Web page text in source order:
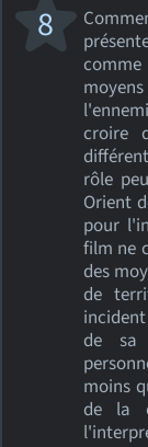
croire
rôle
Orient
pour
film ne
des
de
de sa
moins
de la
8